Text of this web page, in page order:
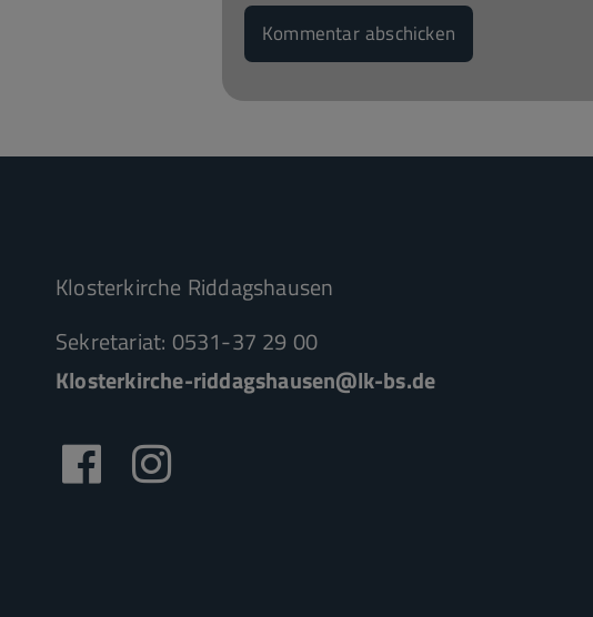
Klosterkirche Riddagshausen
Sekretariat: 0531-37 29 00
Klosterkirche-riddagshausen@lk-bs.de